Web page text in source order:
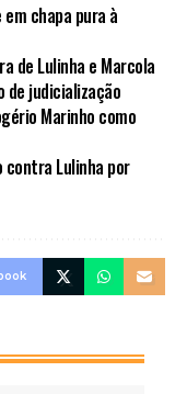
chapa pura à
de Lulinha e Marcola
de judicialização
Marinho como
contra Lulinha por